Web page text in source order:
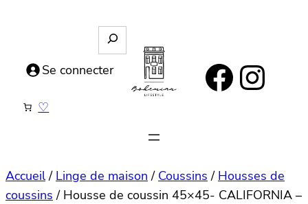
https://www.facebook.com/bohemianlifestyle.be Instagram
e
c
e
Se connecter
♡
Accueil/ Linge de maison / Coussins / Housses de
coussins / Housse de coussin 45×45- CALIFORNIA –